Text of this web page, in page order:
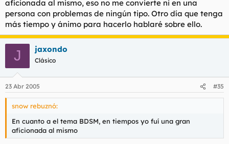
aficionada al mismo, eso no me convierte ni en una
persona con problemas de ningún tipo. Otro día que tenga
más tiempo y ánimo para hacerlo hablaré sobre ello.
J jaxondo
Clásico
23 Abr 2005 #35
snow rebuznó:
En cuanto a el tema BDSM, en tiempos yo fuí una gran
aficionada al mismo